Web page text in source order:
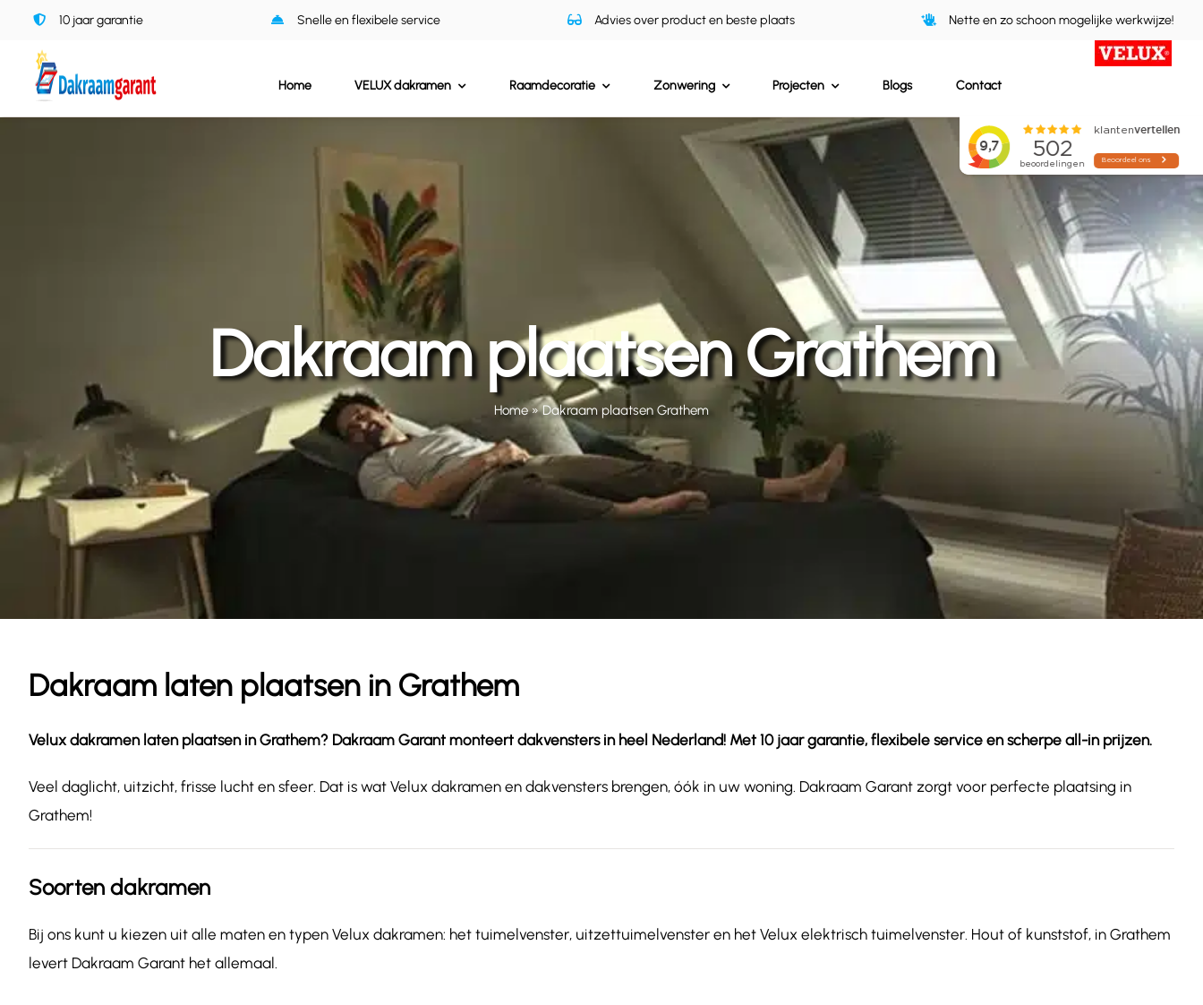
inhoud
10 jaar garantie Snelle en flexibele service Advies over product en beste plaats Nette en zo schoon mogelijke werkwijze!
Home VELUX dakramen Raamdecoratie Zonwering Projecten Blogs Contact
Dakraam plaatsen Grathem
Home»Dakraam plaatsen Grathem
Dakraam laten plaatsen in Grathem
Velux dakramen laten plaatsen inGrathem? Dakraam Garant monteert dakvensters in heel Nederland! Met 10 jaar garantie, flexibele service en scherpe all-in prijzen.
Veel daglicht, uitzicht, frisse lucht en sfeer. Dat is wat Velux dakramen en dakvensters brengen, óók in uw woning. Dakraam Garant zorgt voor perfecte plaatsing in
Grathem!
Soorten dakramen
Bij ons kunt u kiezen uit alle maten en typen Velux dakramen: het tuimelvenster, uitzettuimelvenster en het Velux elektrisch tuimelvenster. Hout of kunststof, in Grathem
levert Dakraam Garant het allemaal.